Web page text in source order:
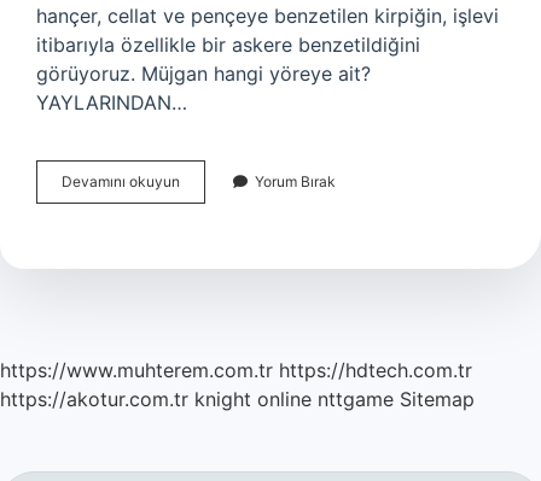
hançer, cellat ve pençeye benzetilen kirpiğin, işlevi
itibarıyla özellikle bir askere benzetildiğini
görüyoruz. Müjgan hangi yöreye ait?
YAYLARINDAN…
Devamını okuyun
Ne
Yorum Bırak
https://www.muhterem.com.tr https://hdtech.com.tr
https://akotur.com.tr knight online nttgame Sitemap